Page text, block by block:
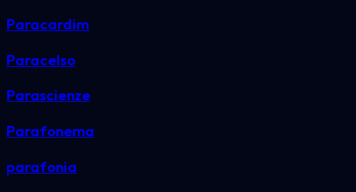
Paracardim
Paracelso
Parascienze
Parafonema
parafonia